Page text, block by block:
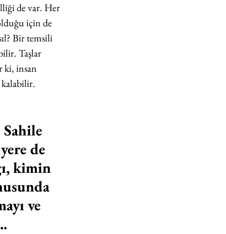
de var. Her
için de
Bir temsili
Taşlar
ki, insan
kalabilir.
de
kimin
ve